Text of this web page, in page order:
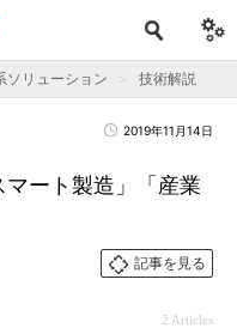
ソリューション 技術解説
2019年11月14日
ート製造」「産業
記事を見る
2 Articles